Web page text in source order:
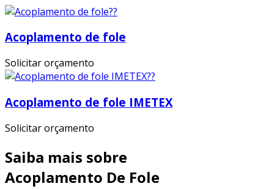
Acoplamento de fole
Solicitar orçamento
Acoplamento de fole IMETEX
Solicitar orçamento
Saiba mais sobre
Acoplamento De Fole